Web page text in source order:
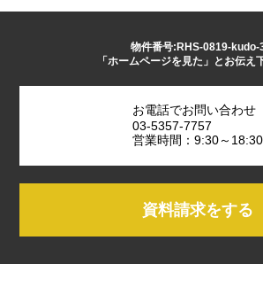
物件番号:RHS-0819-kudo-
「ホームページを見た」とお伝え
お電話でお問い合わせ
03-5357-7757
営業時間：9:30～18:30
資料請求をする